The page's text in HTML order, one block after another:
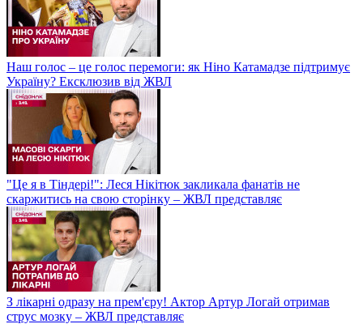
Наш голос – це голос перемоги: як Ніно Катамадзе підтримує
Україну? Ексклюзив від ЖВЛ
"Це я в Тіндері!": Леся Нікітюк закликала фанатів не
скаржитись на свою сторінку – ЖВЛ представляє
З лікарні одразу на прем'єру! Актор Артур Логай отримав
струс мозку – ЖВЛ представляє